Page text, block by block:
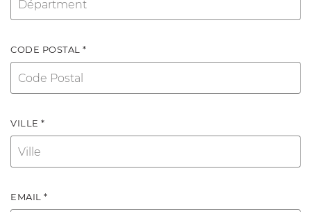
CODE POSTAL *
VILLE *
EMAIL *